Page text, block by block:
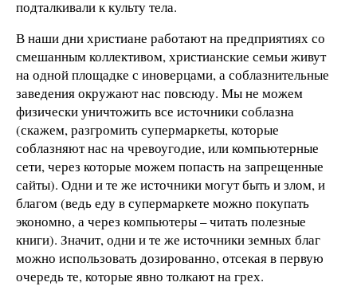
подталкивали к культу тела.
В наши дни христиане работают на предприятиях со
смешанным коллективом, христианские семьи живут
на одной площадке с иноверцами, а соблазнительные
заведения окружают нас повсюду. Мы не можем
физически уничтожить все источники соблазна
(скажем, разгромить супермаркеты, которые
соблазняют нас на чревоугодие, или компьютерные
сети, через которые можем попасть на запрещенные
сайты). Одни и те же источники могут быть и злом, и
благом (ведь еду в супермаркете можно покупать
экономно, а через компьютеры – читать полезные
книги). Значит, одни и те же источники земных благ
можно использовать дозированно, отсекая в первую
очередь те, которые явно толкают на грех.